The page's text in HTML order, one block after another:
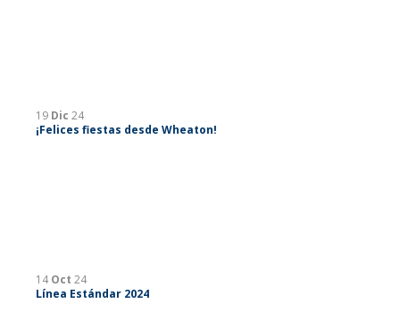
19 Dic 24
¡Felices fiestas desde Wheaton!
14Oct 24
Línea Estándar 2024